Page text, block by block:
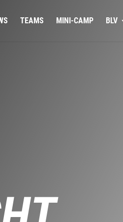
TEAMS MINI-CAMP BLV